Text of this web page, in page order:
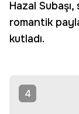
Hazal
romantik
kutladı.
4